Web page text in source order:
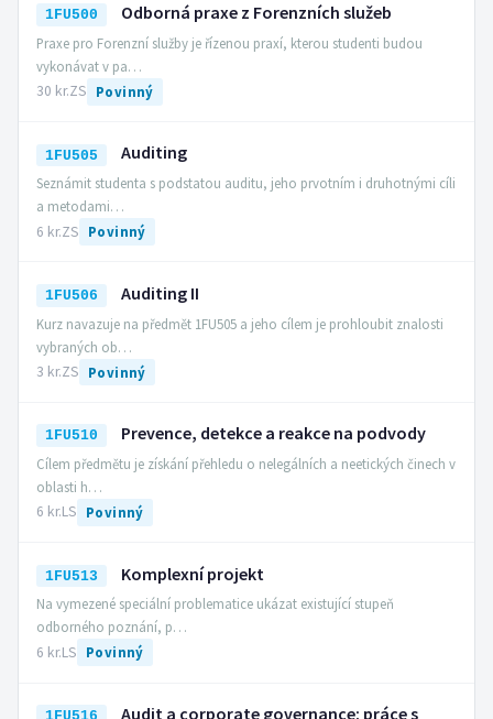
1FU500 Odborná praxe z Forenzních služeb
Praxe pro Forenzní služby je řízenou praxí, kterou studenti budou
vykonávat v pa…
30 kr.ZS Povinný
1FU505 Auditing
Seznámit studenta s podstatou auditu, jeho prvotním i druhotnými cíli
a metodami…
6 kr.ZS Povinný
1FU506 Auditing II
Kurz navazuje na předmět 1FU505 a jeho cílem je prohloubit znalosti
vybraných ob…
3 kr.ZS Povinný
1FU510 Prevence, detekce a reakce na podvody
Cílem předmětu je získání přehledu o nelegálních a neetických činech v
oblasti h…
6 kr.LS Povinný
1FU513 Komplexní projekt
Na vymezené speciální problematice ukázat existující stupeň
odborného poznání, p…
6 kr.LS Povinný
Audit a corporate governance: práce s